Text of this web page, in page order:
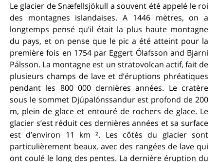
Le glacier de Snæfellsjökull a souvent été appelé le roi
des montagnes islandaises. A 1446 mètres, on a
longtemps pensé qu’il était la plus haute montagne
du pays, et on pense que le pic a été atteint pour la
première fois en 1754 par Eggert Ólafsson and Bjarni
Pálsson. La montagne est un stratovolcan actif, fait de
plusieurs champs de lave et d’éruptions phréatiques
pendant les 800 000 dernières années. Le cratère
sous le sommet Djúpalónssandur est profond de 200
m, plein de glace et entouré de rochers de glace. Le
glacier s’est réduit ces dernières années et sa surface
est d’environ 11 km ². Les côtés du glacier sont
particulièrement beaux, avec des rangées de lave qui
ont coulé le long des pentes. La dernière éruption du